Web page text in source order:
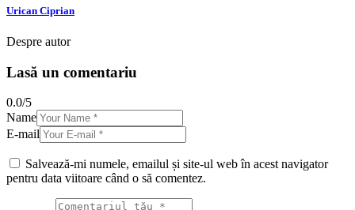
Urican Ciprian
Despre autor
Lasă un comentariu
0.0/5
Name
E-mail
Salvează-mi numele, emailul și site-ul web în acest navigator
pentru data viitoare când o să comentez.